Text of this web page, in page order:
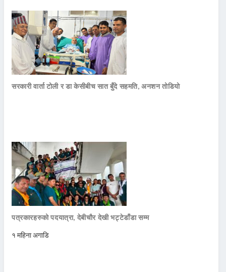
सरकारी वार्ता टोली र डा केसीबीच सात बुँदे सहमति, अनशन तोडियो
पत्रकारहरुको पदयात्रा, देबीचौर देखी भट्टेडाँडा सम्म
१ महिना अगाडि